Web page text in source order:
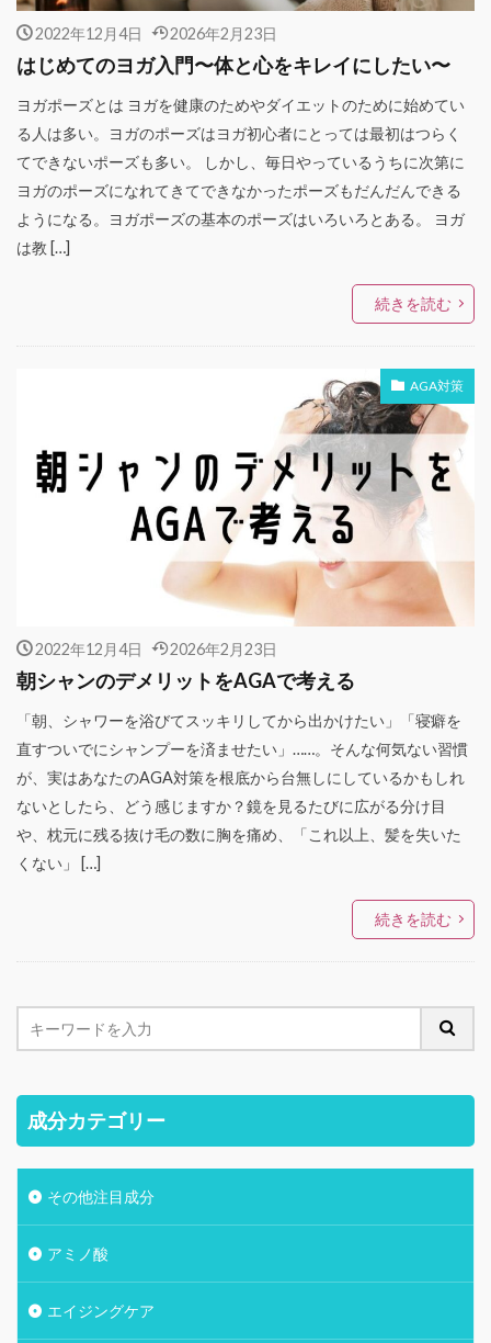
2022年12月4日 2026年2月23日
はじめてのヨガ入門〜体と心をキレイにしたい〜
ヨガポーズとは ヨガを健康のためやダイエットのために始めてい
る人は多い。ヨガのポーズはヨガ初心者にとっては最初はつらく
てできないポーズも多い。 しかし、毎日やっているうちに次第に
ヨガのポーズになれてきてできなかったポーズもだんだんできる
ようになる。ヨガポーズの基本のポーズはいろいろとある。 ヨガ
は教 […]
続きを読む
AGA対策
2022年12月4日 2026年2月23日
朝シャンのデメリットをAGAで考える
「朝、シャワーを浴びてスッキリしてから出かけたい」「寝癖を
直すついでにシャンプーを済ませたい」……。そんな何気ない習慣
が、実はあなたのAGA対策を根底から台無しにしているかもしれ
ないとしたら、どう感じますか？鏡を見るたびに広がる分け目
や、枕元に残る抜け毛の数に胸を痛め、「これ以上、髪を失いた
くない」 […]
続きを読む
成分カテゴリー
その他注目成分
アミノ酸
エイジングケア